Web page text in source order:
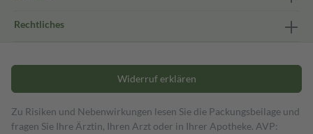
Rechtliches
Widerruf erklären
Zu Risiken und Nebenwirkungen lesen Sie die Packungsbeilage und
fragen Sie Ihre Ärztin, Ihren Arzt oder in Ihrer Apotheke. AVP: